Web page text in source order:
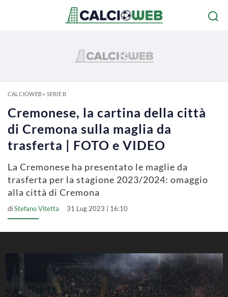
CALCIOWEB» SERIE B
Cremonese, la cartina della città
di Cremona sulla maglia da
trasferta | FOTO e VIDEO
La Cremonese ha presentato le maglie da
trasferta per la stagione 2023/2024: omaggio
alla città di Cremona
diStefano Vitetta 31 Lug 2023 | 16:10